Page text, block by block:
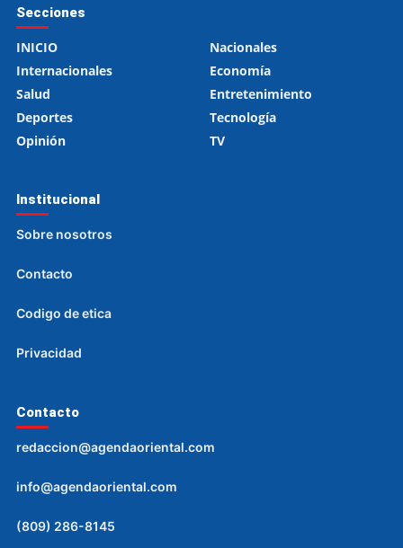
Secciones
INICIO
Nacionales
Internacionales
Economía
Salud
Entretenimiento
Deportes
Tecnología
Opinión
TV
Institucional
Sobre nosotros
Contacto
Codigo de etica
Privacidad
Contacto
redaccion@agendaoriental.com
info@agendaoriental.com
(809) 286-8145